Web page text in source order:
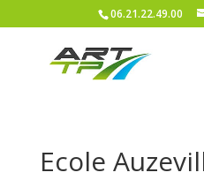
06.21.22.49.00
Ecole